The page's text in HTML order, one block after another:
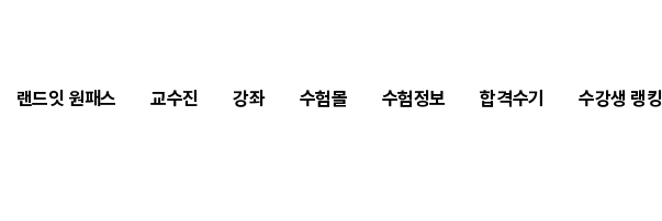
랜드잇 원패스 교수진 강좌 수험몰 수험정보 합격수기 수강생 랭킹